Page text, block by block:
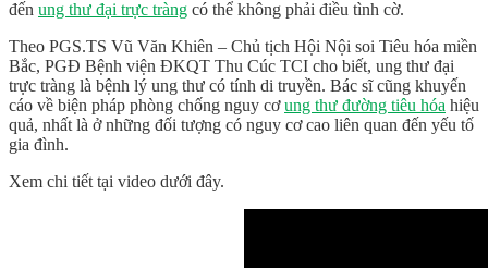
đến ung thư đại trực tràng có thể không phải điều tình cờ.
Theo PGS.TS Vũ Văn Khiên – Chủ tịch Hội Nội soi Tiêu hóa miền
Bắc, PGĐ Bệnh viện ĐKQT Thu Cúc TCI cho biết, ung thư đại
trực tràng là bệnh lý ung thư có tính di truyền. Bác sĩ cũng khuyến
cáo về biện pháp phòng chống nguy cơung thư đường tiêu hóa hiệu
quả, nhất là ở những đối tượng có nguy cơ cao liên quan đến yếu tố
gia đình.
Xem chi tiết tại video dưới đây.